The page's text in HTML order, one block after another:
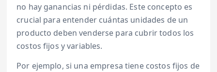
no hay ganancias ni pérdidas. Este concepto es
crucial para entender cuántas unidades de un
producto deben venderse para cubrir todos los
costos fijos y variables.
Por ejemplo, si una empresa tiene costos fijos de